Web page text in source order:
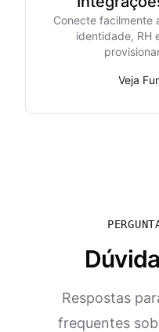
Conecte facilmente
identidade, RH
Veja
Respostas
frequentes